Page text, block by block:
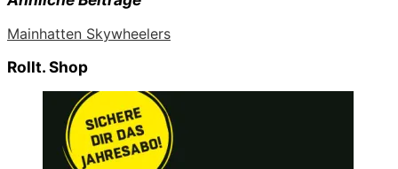
Mainhatten Skywheelers
Rollt. Shop